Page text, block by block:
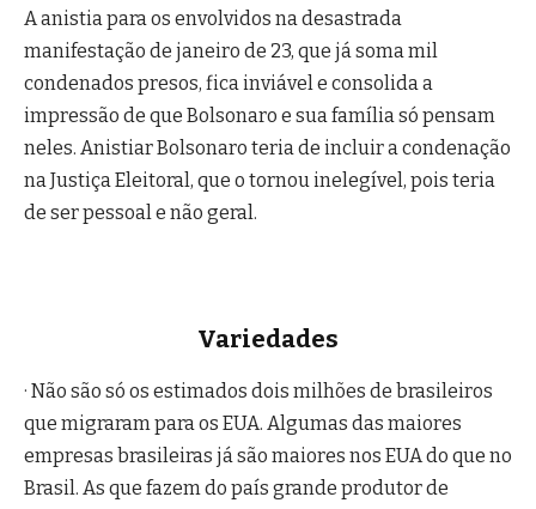
A anistia para os envolvidos na desastrada
manifestação de janeiro de 23, que já soma mil
condenados presos, fica inviável e consolida a
impressão de que Bolsonaro e sua família só pensam
neles. Anistiar Bolsonaro teria de incluir a condenação
na Justiça Eleitoral, que o tornou inelegível, pois teria
de ser pessoal e não geral.
Variedades
· Não são só os estimados dois milhões de brasileiros
que migraram para os EUA. Algumas das maiores
empresas brasileiras já são maiores nos EUA do que no
Brasil. As que fazem do país grande produtor de